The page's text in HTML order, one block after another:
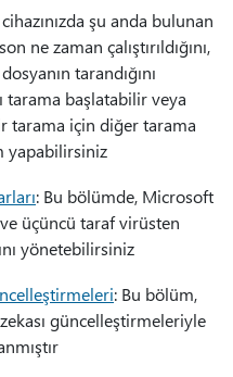
şu anda bulunan
ne zaman çalıştırıldığını,
tarandığını
tarama başlatabilir veya
tarama için diğer tarama
yapabilirsiniz
: Bu bölümde, Microsoft
üçüncü taraf virüsten
yönetebilirsiniz
: Bu bölüm,
güncelleştirmeleriyle